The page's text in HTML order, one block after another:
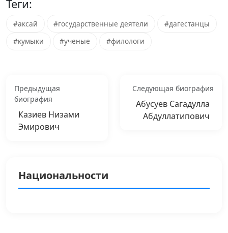
Теги:
#аксай #государственные деятели
#дагестанцы
#кумыки
#ученые #филологи
Предыдущая
биография
Казиев Низами
Эмирович
Следующая биография
Абусуев Сагадулла
Абдуллатипович
Национальности